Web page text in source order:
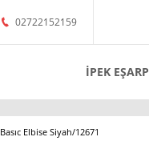
02722152159
İPEK EŞARP
Basıc Elbise Siyah/12671